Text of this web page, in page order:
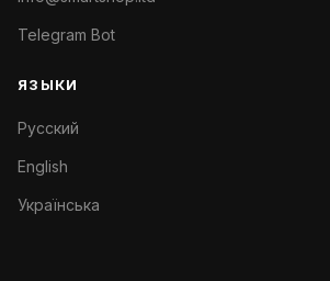
Telegram Bot
ЯЗЫКИ
Русский
English
Українська